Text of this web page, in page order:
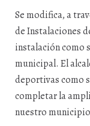
Se modifica, a
de Instalaciones
instalación como
municipal. El
deportivas como
completar la
nuestro